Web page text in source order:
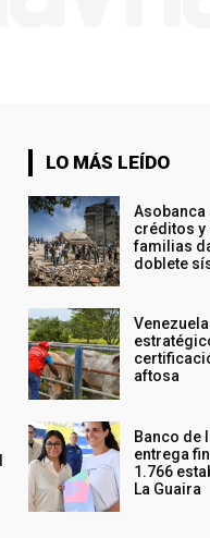
LO MÁS LEÍDO
créditos y
familias
doblete
aftosa
Banco de
entrega
1.766
La Guaira